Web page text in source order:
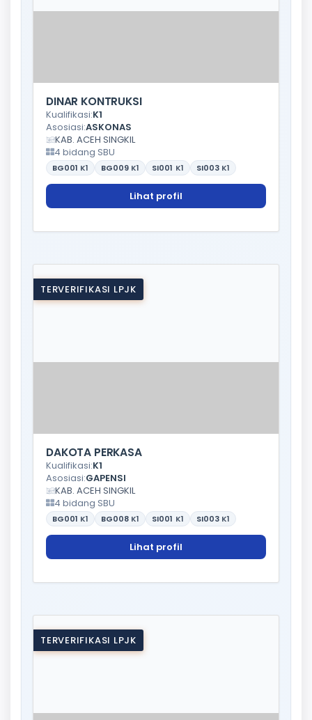
DINAR KONTRUKSI
Kualifikasi:K1
Asosiasi:ASKONAS
KAB. ACEH SINGKIL
4 bidang SBU
BG001 K1 BG009 K1 SI001 K1 SI003 K1
Lihat profil
TERVERIFIKASI LPJK
DAKOTA PERKASA
Kualifikasi:K1
Asosiasi:GAPENSI
KAB. ACEH SINGKIL
4 bidang SBU
BG001 K1 BG008 K1 SI001 K1 SI003 K1
Lihat profil
TERVERIFIKASI LPJK